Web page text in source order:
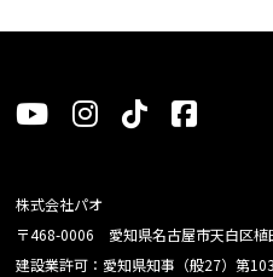
株式会社パオ
〒468-0006 愛知県名古屋市天白区植
建設業許可：愛知県知事（般27）第